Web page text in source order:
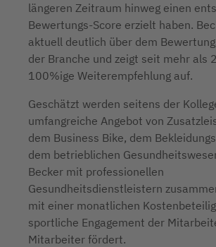
längeren Zeitraum hinweg einen
Bewertungs-Score erzielt haben.
aktuell deutlich über dem
der Branche und zeigt seit mehr als
100%ige Weiterempfehlung auf.
Geschätzt werden seitens der
umfangreiche Angebot von
dem Business Bike, dem
dem betrieblichen
Becker mit professionellen
Gesundheitsdienstleistern
mit einer monatlichen
sportliche Engagement der
Mitarbeiter fördert.